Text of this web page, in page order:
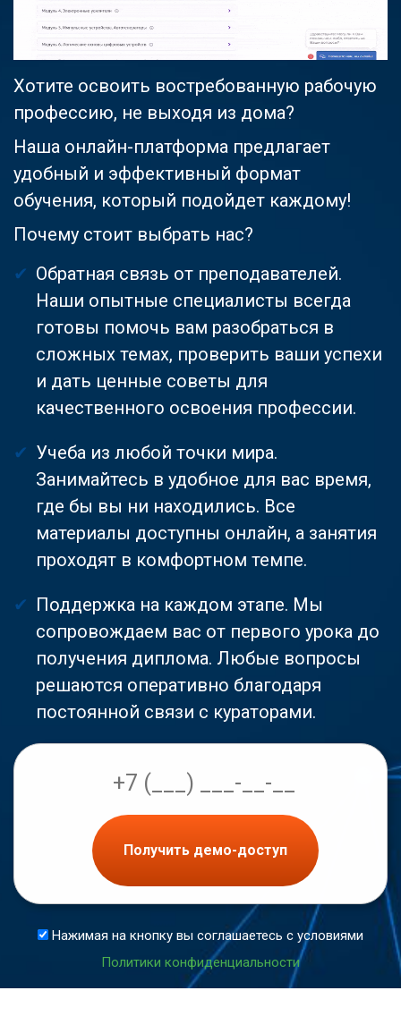
Хотите освоить востребованную рабочую
профессию, не выходя из дома?
Наша онлайн-платформа предлагает
удобный и эффективный формат
обучения, который подойдет каждому!
Почему стоит выбрать нас?
Обратная связь от преподавателей.
Наши опытные специалисты всегда
готовы помочь вам разобраться в
сложных темах, проверить ваши успехи
и дать ценные советы для
качественного освоения профессии.
Учеба из любой точки мира.
Занимайтесь в удобное для вас время,
где бы вы ни находились. Все
материалы доступны онлайн, а занятия
проходят в комфортном темпе.
Поддержка на каждом этапе. Мы
сопровождаем вас от первого урока до
получения диплома. Любые вопросы
решаются оперативно благодаря
постоянной связи с кураторами.
Получить демо-доступ
Нажимая на кнопку вы соглашаетесь с условиями
Политики конфиденциальности